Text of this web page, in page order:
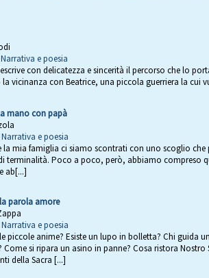
Narrativa e poesia
con delicatezza e sincerità il percorso che lo
la vicinanza con Beatrice, una piccola guerriera la cui
mano con papà
Narrativa e poesia
la mia famiglia ci siamo scontrati con uno scoglio che
terminalità. Poco a poco, però, abbiamo compreso
ab[...]
parola amore
Narrativa e poesia
piccole anime? Esiste un lupo in bolletta? Chi guida
Come si ripara un asino in panne? Cosa ristora Nostro
della Sacra [...]